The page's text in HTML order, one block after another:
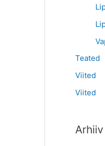
Teated
Viited
Viited
Arhiiv